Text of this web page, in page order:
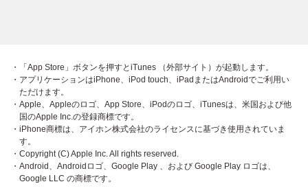
・「App Store」ボタンを押すとiTunes （外部サイト）が起動します。
・アプリケーションはiPhone、iPod touch、iPadまたはAndroidでご利用い
ただけます。
・Apple、Appleのロゴ、App Store、iPodのロゴ、iTunesは、米国および他
国のApple Inc.の登録商標です。
・iPhone商標は、アイホン株式会社のライセンスに基づき使用されていま
す。
・Copyright (C) Apple Inc. All rights reserved.
・Android、Androidロゴ、Google Play 、および Google Play ロゴは、
Google LLC の商標です。